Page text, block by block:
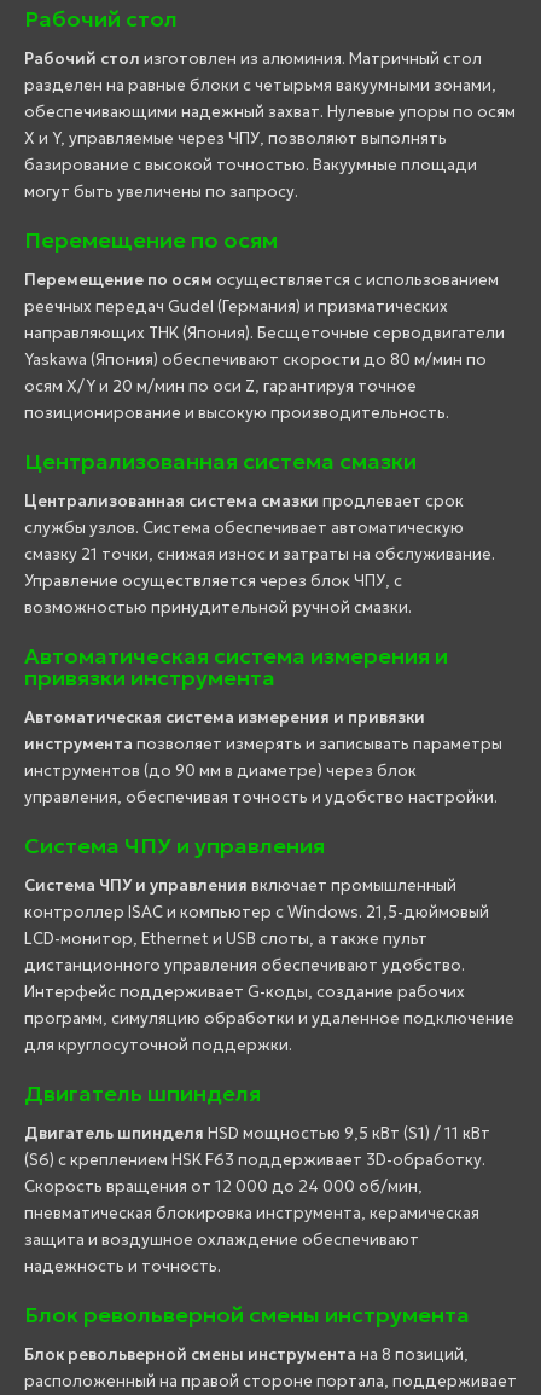
Рабочий стол
Рабочий стол изготовлен из алюминия. Матричный стол
разделен на равные блоки с четырьмя вакуумными зонами,
обеспечивающими надежный захват. Нулевые упоры по осям
X и Y, управляемые через ЧПУ, позволяют выполнять
базирование с высокой точностью. Вакуумные площади
могут быть увеличены по запросу.
Перемещение по осям
Перемещение по осям осуществляется с использованием
реечных передач Gudel (Германия) и призматических
направляющих THK (Япония). Бесщеточные серводвигатели
Yaskawa (Япония) обеспечивают скорости до 80 м/мин по
осям X/Y и 20 м/мин по оси Z, гарантируя точное
позиционирование и высокую производительность.
Централизованная система смазки
Централизованная система смазки продлевает срок
службы узлов. Система обеспечивает автоматическую
смазку 21 точки, снижая износ и затраты на обслуживание.
Управление осуществляется через блок ЧПУ, с
возможностью принудительной ручной смазки.
Автоматическая система измерения и
привязки инструмента
Автоматическая система измерения и привязки
инструмента позволяет измерять и записывать параметры
инструментов (до 90 мм в диаметре) через блок
управления, обеспечивая точность и удобство настройки.
Система ЧПУ и управления
Система ЧПУ и управления включает промышленный
контроллер ISAC и компьютер с Windows. 21,5-дюймовый
LCD-монитор, Ethernet и USB слоты, а также пульт
дистанционного управления обеспечивают удобство.
Интерфейс поддерживает G-коды, создание рабочих
программ, симуляцию обработки и удаленное подключение
для круглосуточной поддержки.
Двигатель шпинделя
Двигатель шпинделя HSD мощностью 9,5 кВт (S1) / 11 кВт
(S6) с креплением HSK F63 поддерживает 3D-обработку.
Скорость вращения от 12 000 до 24 000 об/мин,
пневматическая блокировка инструмента, керамическая
защита и воздушное охлаждение обеспечивают
надежность и точность.
Блок револьверной смены инструмента
Блок револьверной смены инструмента на 8 позиций,
расположенный на правой стороне портала, поддерживает